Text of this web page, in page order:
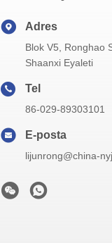
Adres
Blok V5, Ronghao
Shaanxi Eyaleti
Tel
86-029-89303101
E-posta
lijunrong@china-